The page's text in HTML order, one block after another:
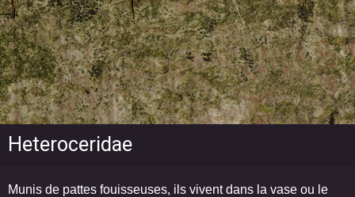
Heteroceridae
Munis de pattes fouisseuses, ils vivent dans la vase ou le